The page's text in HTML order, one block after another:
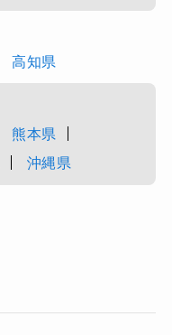
高知県
熊本県
沖縄県